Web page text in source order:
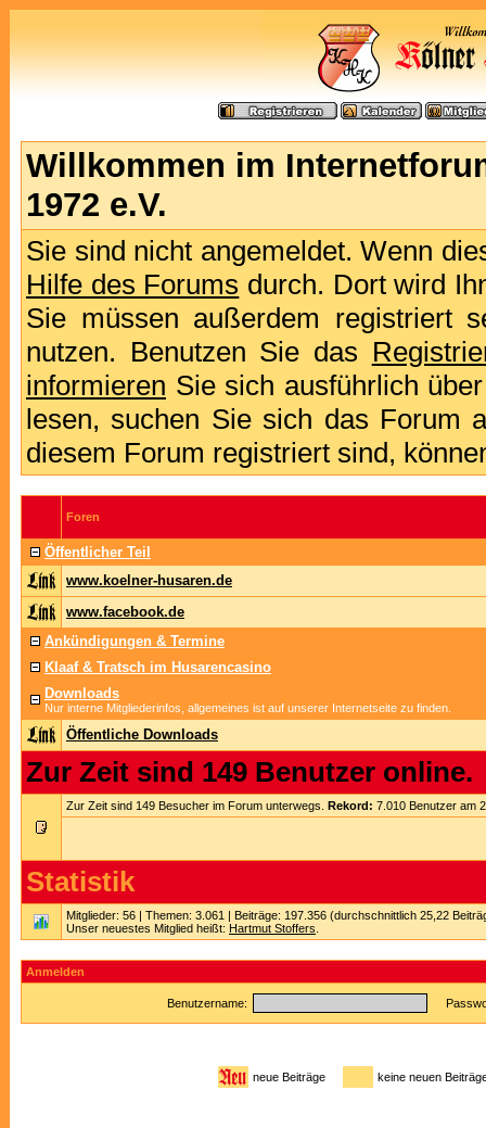
Willkommen im
1972 e.V.
Sie sind nicht angemeldet. Wenn
Hilfe des Forums durch. Dort wird
Sie müssen außerdem registriert
nutzen. Benutzen Sie das
informieren Sie sich ausführlich
lesen, suchen Sie sich das Forum
diesem Forum registriert sind,
Foren
Öffentlicher Teil
www.koelner-husaren.de
www.facebook.de
Ankündigungen & Termine
Klaaf & Tratsch im Husarencasino
Downloads
Nur interne Mitgliederinfos, allgemeines ist auf unserer Internetseite zu finden.
Öffentliche Downloads
Zur Zeit sind 149 Benutzer online.
Zur Zeit sind 149 Besucher im Forum unterwegs. Rekord: 7.010 Benutzer am
Statistik
Mitglieder: 56 | Themen: 3.061 | Beiträge: 197.356 (durchschnittlich 25,22
Unser neuestes Mitglied heißt: Hartmut Stoffers
Anmelden
Benutzername:
neue Beiträge keine neuen